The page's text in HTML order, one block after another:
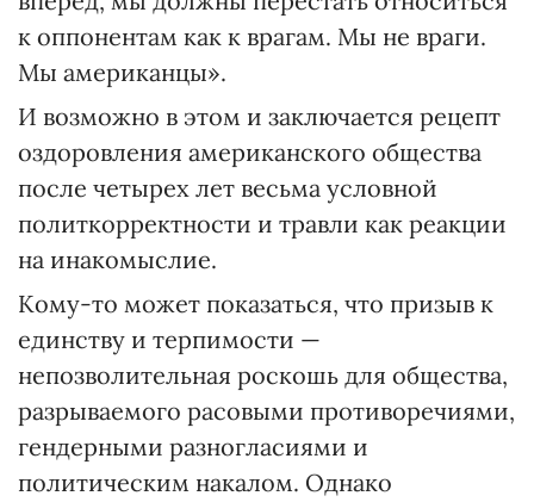
к оппонентам как к врагам. Мы не враги.
Мы американцы».
И возможно в этом и заключается рецепт
оздоровления американского общества
после четырех лет весьма условной
политкорректности и травли как реакции
на инакомыслие.
Кому-то может показаться, что призыв к
единству и терпимости —
непозволительная роскошь для общества,
разрываемого расовыми противоречиями,
гендерными разногласиями и
политическим накалом. Однако